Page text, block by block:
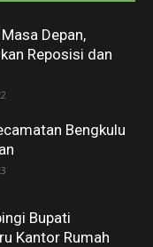
Depan,
Reposisi dan
Bengkulu
Bupati
Kantor Rumah